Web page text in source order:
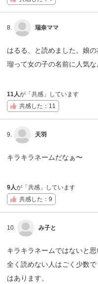
8. 瑞奈ママ
はるる、と読めました。娘
瑠って女の子の名前に人気な
11人が「共感」しています
共感した：11
9. 天羽
キラキラネームだなぁ〜
9人が「共感」しています
共感した：9
10. み子と
キラキラネームではないと
全く読めない人はごく少数
はあります。